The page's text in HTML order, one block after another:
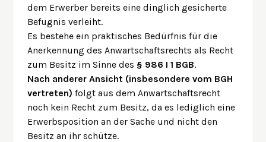
dem Erwerber bereits eine dinglich gesicherte
Befugnis verleiht.
Es bestehe ein praktisches Bedürfnis für die
Anerkennung des Anwartschaftsrechts als Recht
zum Besitz im Sinne des § 986 I 1 BGB.
Nach anderer Ansicht (insbesondere vom BGH
vertreten) folgt aus dem Anwartschaftsrecht
noch kein Recht zum Besitz, da es lediglich eine
Erwerbsposition an der Sache und nicht den
Besitz an ihr schütze.